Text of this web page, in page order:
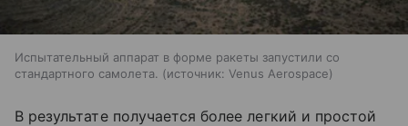
Испытательный аппарат в форме ракеты запустили со
стандартного самолета.
источник: Venus Aerospace
В результате получается более легкий и простой